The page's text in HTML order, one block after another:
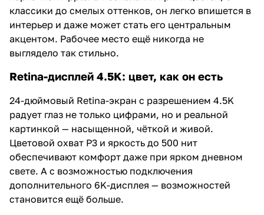
классики до смелых оттенков, он легко впишется в
интерьер и даже может стать его центральным
акцентом. Рабочее место ещё никогда не
выглядело так стильно.
Retina-дисплей 4.5K: цвет, как он есть
24-дюймовый Retina-экран с разрешением 4.5K
радует глаз не только цифрами, но и реальной
картинкой — насыщенной, чёткой и живой.
Цветовой охват P3 и яркость до 500 нит
обеспечивают комфорт даже при ярком дневном
свете. А с возможностью подключения
дополнительного 6K-дисплея — возможностей
становится ещё больше.